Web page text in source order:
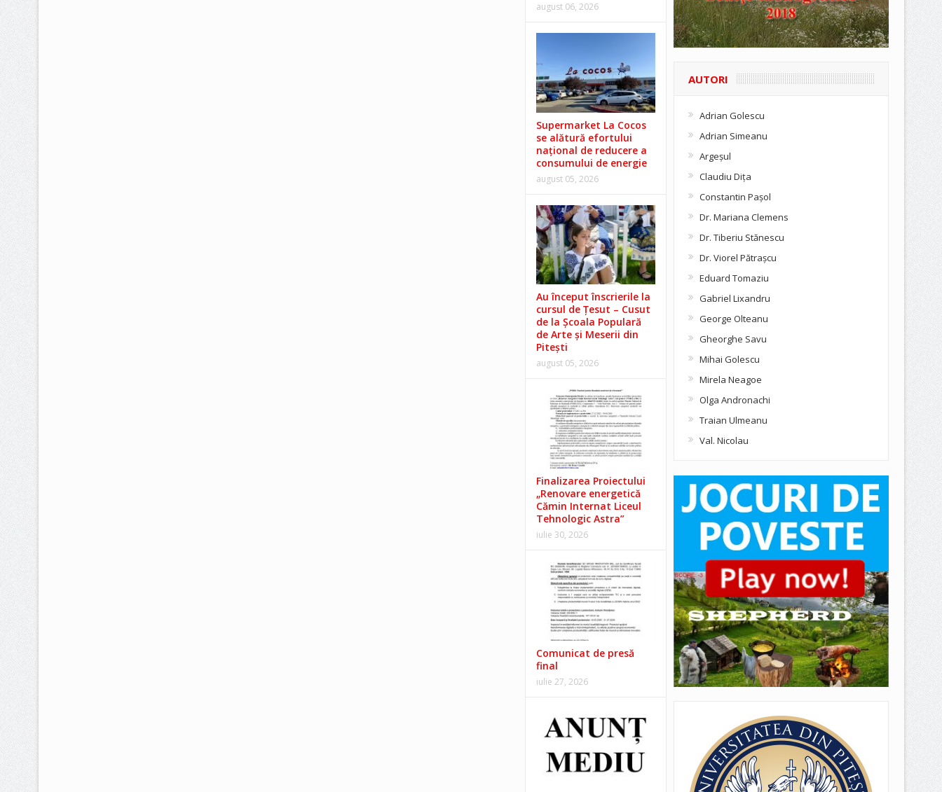
august 06, 2026
Supermarket La Cocos
se alătură efortului
național de reducere a
consumului de energie
august 05, 2026
Au început înscrierile la
cursul de Țesut – Cusut
de la Școala Populară
de Arte și Meserii din
Pitești
august 05, 2026
Finalizarea Proiectului
„Renovare energetică
Cămin Internat Liceul
Tehnologic Astra”
iulie 30, 2026
Comunicat de presă
final
iulie 27, 2026
AUTORI
Adrian Golescu
Adrian Simeanu
Argeşul
Claudiu Diţa
Constantin Pașol
Dr. Mariana Clemens
Dr. Tiberiu Stănescu
Dr. Viorel Pătraşcu
Eduard Tomaziu
Gabriel Lixandru
George Olteanu
Gheorghe Savu
Mihai Golescu
Mirela Neagoe
Olga Andronachi
Traian Ulmeanu
Val. Nicolau